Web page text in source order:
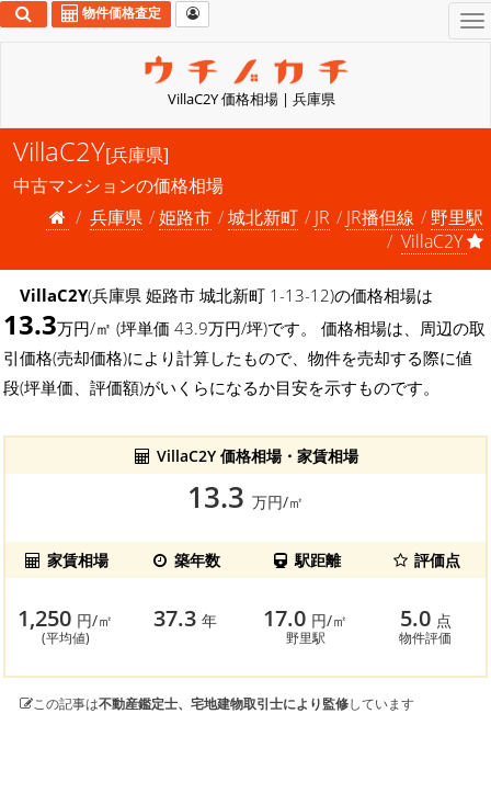
VillaC2Y 価格相場 | 兵庫県
物件価格査定
VillaC2Y[兵庫県]
中古マンションの価格相場
兵庫県
姫路市 城北新町 JR JR播但線
野里駅
VillaC2Y
VillaC2Y(兵庫県 姫路市 城北新町 1-13-12)の価格相場は
13.3万円/㎡ (坪単価 43.9万円/坪)です。 価格相場は、周辺の取
引価格(売却価格)により計算したもので、物件を売却する際に値
段(坪単価、評価額)がいくらになるか目安を示すものです。
VillaC2Y 価格相場・家賃相場
13.3 万円/㎡
家賃相場 築年数 駅距離 評価点
1,250 円/㎡
(平均値)
37.3年 17.0 円/㎡
野里駅
5.0 点
物件評価
この記事は不動産鑑定士、宅地建物取引士により監修しています